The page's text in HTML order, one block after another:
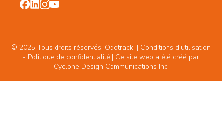
© 2025 Tous droits réservés. Odotrack. | Conditions d'utilisation
- Politique de confidentialité | Ce site web a été créé par
Cyclone Design Communications Inc.